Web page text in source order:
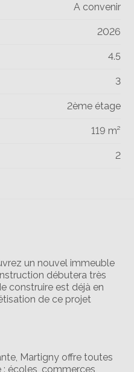
un nouvel immeuble
débutera très
construire est déjà en
de ce projet
Martigny offre toutes
écoles, commerces,
A convenir
2026
4.5
3
2ème étage
119 m²
2